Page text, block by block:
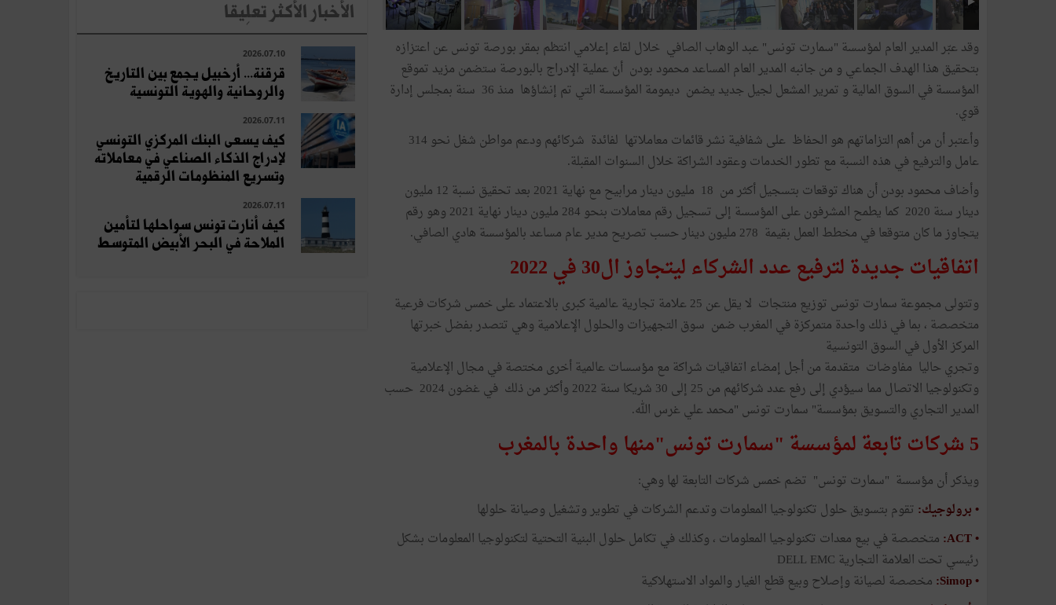
وقد عبّر المدير العام لمؤسسة "سمارت تونس" عبد الوهاب الصافي خلال لقاء إعلامي انتظم بمقر بورصة تونس عن اعتزازه
بتحقيق هذا الهدف الجماعي و من جانبه المدير العام المساعد محمود بودن أنّ عملية الإدراج بالبورصة ستضمن مزيد تموقع
المؤسسة في السوق المالية و تمرير المشعل لجيل جديد يضمن ديمومة المؤسسة التي تم إنشاؤها منذ 36 سنة بمجلس إدارة
قوي.
وأعتبر أن من أهم التزاماتهم هو الحفاظ على شفافية نشر قائمات معاملاتها لفائدة شركائهم ودعم مواطن شغل نحو 314
عامل والترفيع في هذه النسبة مع تطور الخدمات وعقود الشراكة خلال السنوات المقبلة.
وأضاف محمود بودن أن هناك توقعات بتسجيل أكثر من 18 مليون دينار مرابيح مع نهاية 2021 بعد تحقيق نسبة 12 مليون
دينار سنة 2020 كما يطمح المشرفون على المؤسسة إلى تسجيل رقم معاملات بنحو 284 مليون دينار نهاية 2021 وهو رقم
يتجاوز ما كان متوقعا في مخطط العمل بقيمة 278 مليون دينار حسب تصريح مدير عام مساعد بالمؤسسة هادي الصافي.
اتفاقيات جديدة لترفيع عدد الشركاء ليتجاوز ال30 في 2022
وتتولى مجموعة سمارت تونس توزيع منتجات لا يقل عن 25 علامة تجارية عالمية كبرى بالاعتماد على خمس شركات فرعية
متخصصة ، بما في ذلك واحدة متمركزة في المغرب ضمن سوق التجهيزات والحلول الإعلامية وهي تتصدر بفضل خبرتها
المركز الأول في السوق التونسية
وتجري حاليا مفاوضات متقدمة من أجل إمضاء اتفاقيات شراكة مع مؤسسات عالمية أخرى مختصة في مجال الإعلامية
وتكنولوجيا الاتصال مما سيؤدي إلى رفع عدد شركائهم من 25 إلى 30 شريكا سنة 2022 وأكثر من ذلك في غضون 2024 حسب
المدير التجاري والتسويق بمؤسسة" سمارت تونس "محمد علي غرس الله.
5 شركات تابعة لمؤسسة "سمارت تونس"منها واحدة بالمغرب
ويذكر أن مؤسسة "سمارت تونس" تضم خمس شركات التابعة لها وهي:
• برولوجيك: تقوم بتسويق حلول تكنولوجيا المعلومات وتدعم الشركات في تطوير وتشغيل وصيانة حلولها
• ACT:
متخصصة في بيع معدات تكنولوجيا المعلومات ، وكذلك في تكامل حلول البنية التحتية لتكنولوجيا المعلومات بشكل
رئيسي تحت العلامة التجارية DELL EMC
• Simop:
مخصصة لصيانة وإصلاح وبيع قطع الغيار والمواد الاستهلاكية
الأخبار الأكثر تعلِيقا
2026.07.10
قرقنة... أرخبيل يجمع بين التاريخ
والروحانية والهوية التونسية
2026.07.11
كيف يسعى البنك المركزي التونسي
لإدراج الذكاء الصناعي في معاملاته
وتسريع المنظومات الرقمية
2026.07.11
كيف أنارت تونس سواحلها لتأمين
الملاحة في البحر الأبيض المتوسط